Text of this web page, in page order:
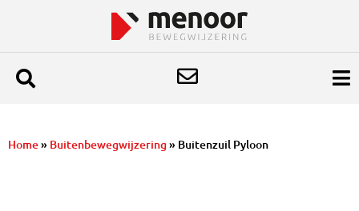
Home» Buitenbewegwijzering» Buitenzuil Pyloon